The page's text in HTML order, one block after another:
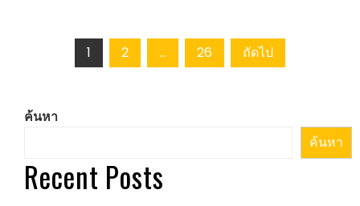
1 2 … 26 ถัดไป
ค้นหา
ค้นหา
Recent Posts